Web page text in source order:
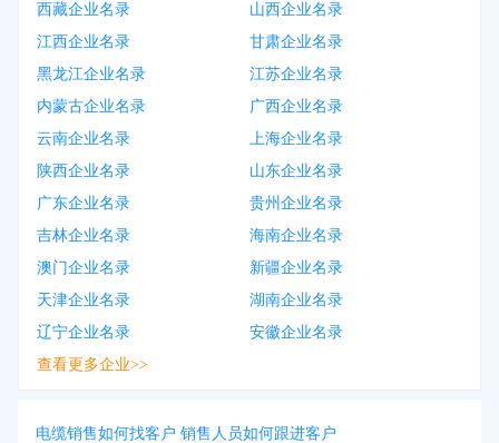
西藏企业名录
山西企业名录
江西企业名录
甘肃企业名录
黑龙江企业名录
江苏企业名录
内蒙古企业名录
广西企业名录
云南企业名录
上海企业名录
陕西企业名录
山东企业名录
广东企业名录
贵州企业名录
吉林企业名录
海南企业名录
澳门企业名录
新疆企业名录
天津企业名录
湖南企业名录
辽宁企业名录
安徽企业名录
查看更多企业>>
电缆销售如何找客户 销售人员如何跟进客户